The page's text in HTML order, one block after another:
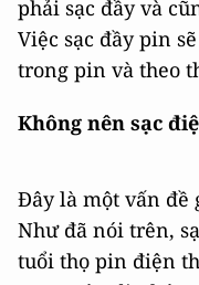
hao dung lượng
Việc sạc đầy pin
phải sạc đầy và
trong pin và theo
Không nên sạc